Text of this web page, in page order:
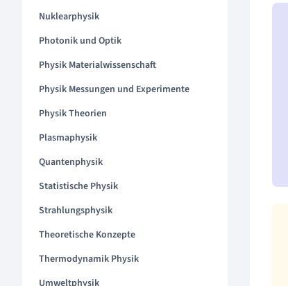
Nuklearphysik
Photonik und Optik
Physik Materialwissenschaft
Physik Messungen und Experimente
Physik Theorien
Plasmaphysik
Quantenphysik
Statistische Physik
Strahlungsphysik
Theoretische Konzepte
Thermodynamik Physik
Umweltphysik